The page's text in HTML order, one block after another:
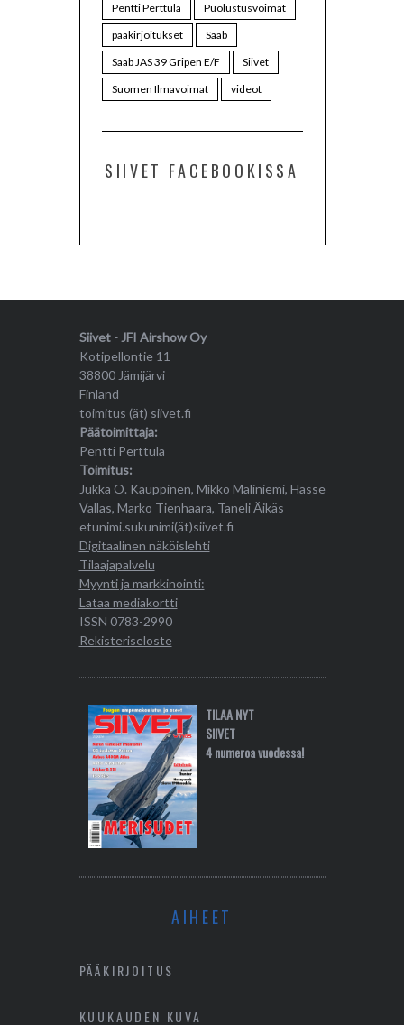
Pentti Perttula
Puolustusvoimat
pääkirjoitukset
Saab
Saab JAS 39 Gripen E/F
Siivet
Suomen Ilmavoimat
videot
SIIVET FACEBOOKISSA
Siivet - JFI Airshow Oy
Kotipellontie 11
38800 Jämijärvi
Finland
toimitus (ät) siivet.fi
Päätoimittaja:
Pentti Perttula
Toimitus:
Jukka O. Kauppinen, Mikko Maliniemi, Hasse
Vallas, Marko Tienhaara, Taneli Äikäs
etunimi.sukunimi(ät)siivet.fi
Digitaalinen näköislehti
Tilaajapalvelu
Myynti ja markkinointi:
Lataa mediakortti
ISSN 0783-2990
Rekisteriseloste
TILAA NYT
SIIVET
4 numeroa vuodessa!
AIHEET
PÄÄKIRJOITUS
KUUKAUDEN KUVA